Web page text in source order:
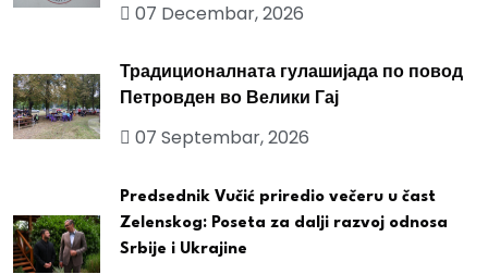
07 Decembar, 2026
Традиционалната гулашијада по повод
Петровден во Велики Гај
07 Septembar, 2026
Predsednik Vučić priredio večeru u čast
Zelenskog: Poseta za dalji razvoj odnosa
Srbije i Ukrajine